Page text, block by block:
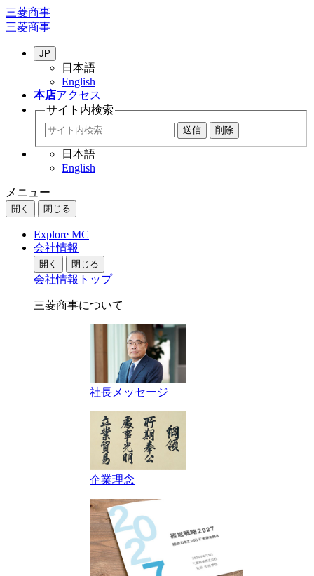
三菱商事
三菱商事
JP
日本語
English
本店アクセス
サイト内検索
日本語
English
メニュー
開く 閉じる
Explore MC
会社情報
開く 閉じる
会社情報トップ
三菱商事について
社長メッセージ
企業理念